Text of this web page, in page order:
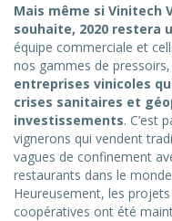
Mais même si Vinitech
souhaite, 2020 restera
équipe commerciale et
nos gammes de
entreprises vinicoles
crises sanitaires et
investissements. C’est
vignerons qui vendent
vagues de confinement
restaurants dans le
Heureusement, les
coopératives ont été